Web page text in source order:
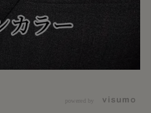
powered by